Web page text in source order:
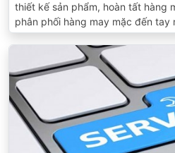
thiết kế sản phẩm, hoàn tất hàng
phân phối hàng may mặc đến tay